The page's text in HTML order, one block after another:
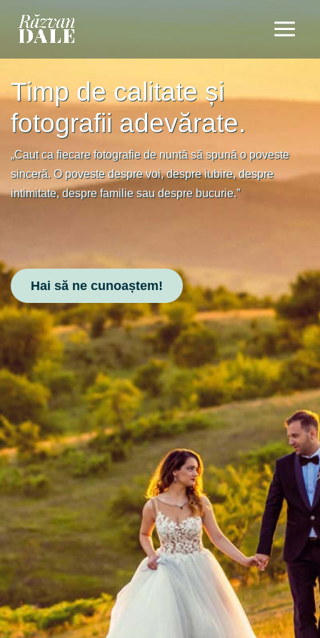
content
Timp de calitate și
fotografii adevărate.
„Caut ca fiecare fotografie de nuntă să spună o poveste
sinceră. O poveste despre voi, despre iubire, despre
intimitate, despre familie sau despre bucurie.”
Hai să ne cunoaștem!